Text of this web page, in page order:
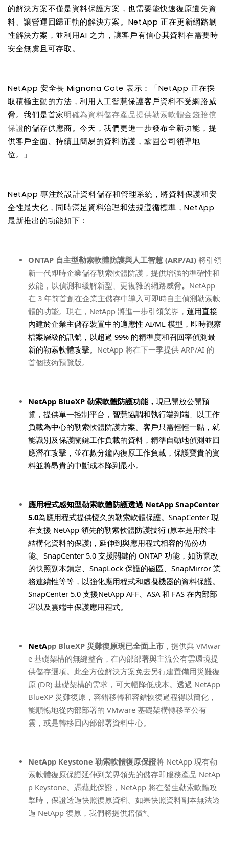
的解決方案不僅是資料保護方案，也需要能快速復原遺失資
料、讓營運回歸正軌的解決方案。 NetApp正在更新網路韌
性解決方案，並利用AI之力，讓客戶有信心其資料在需要時
安全無虞且可存取。
NetApp 安全長 Mignona Cote 表示：「NetApp 正在採
取積極主動的方法，利用人工智慧保護客戶資料不受網路威
脅。我們是首家明確為資料儲存產品提供勒索軟體金錢賠償
保證的儲存供應商。今天，我們更進一步發布全新功能，提
供客戶全面、持續且簡易的資料防護，鞏固公司領導地
位。」
NetApp 專注於設計資料儲存和管理系統，將資料保護和安
全性最大化，同時滿足資料治理和法規遵循標準，NetApp
最新推出的功能如下：
ONTAP 自主型勒索軟體防護與人工智慧 (ARP/AI) 將引領
新一代即時企業儲存勒索軟體防護，提供增強的準確性和
效能，以偵測和緩解新型、更複雜的網路威脅。 NetApp
在 3 年前首創在企業主儲存中導入可即時自主偵測勒索軟
體的功能。現在， NetApp 將進一步引領業界， 運用直接
內建於企業主儲存裝置中的適應性 AI/ML 模型，即時觀察
檔案層級的訊號，以超過 99% 的精準度和召回率偵測最
新的勒索軟體攻擊。 NetApp 將在下一季提供 ARP/AI 的
首個技術預覽版。
NetApp BlueXP 勒索軟體防護功能， 現已開放公開預
覽，提供單一控制平台，智慧協調和執行端到端、以工作
負載為中心的勒索軟體防護方案。客戶只需輕輕一點，就
能識別及保護關鍵工作負載的資料，精準自動地偵測並回
應潛在攻擊，並在數分鐘內復原工作負載，保護寶貴的資
料並將昂貴的中斷成本降到最小。
應用程式感知型勒索軟體防護透過 NetApp SnapCenter
5.0為應用程式提供恆久的勒索軟體保護。 SnapCenter 現
在支援 NetApp 領先的勒索軟體防護技術 (原本是用於非
結構化資料的保護) ，延伸到與應用程式相容的備份功
能。 SnapCenter 5.0 支援關鍵的 ONTAP 功能，如防竄改
的快照副本鎖定、 SnapLock 保護的磁區、 SnapMirror 業
務連續性等等，以強化應用程式和虛擬機器的資料保護。
SnapCenter 5.0 支援NetApp AFF、 ASA和 FAS 在內部部
署以及雲端中保護應用程式。
NetApp BlueXP 災難復原現已全面上市 ，提供與 VMwar
e 基礎架構的無縫整合，在內部部署與主流公有雲環境提
供儲存選項。此全方位解決方案免去另行建置備用災難復
原 (DR) 基礎架構的需求，可大幅降低成本。透過 NetApp
BlueXP 災難復原，容錯移轉和容錯恢復過程得以簡化，
能順暢地從內部部署的 VMware 基礎架構轉移至公有
雲，或是轉移回內部部署資料中心。
NetApp Keystone 勒索軟體復原保證將 NetApp 現有勒
索軟體復原保證延伸到業界領先的儲存即服務產品 NetAp
p Keystone。憑藉此保證， NetApp 將在發生勒索軟體攻
擊時，保證透過快照復原資料。如果快照資料副本無法透
過 NetApp 復原，我們將提供賠償*。